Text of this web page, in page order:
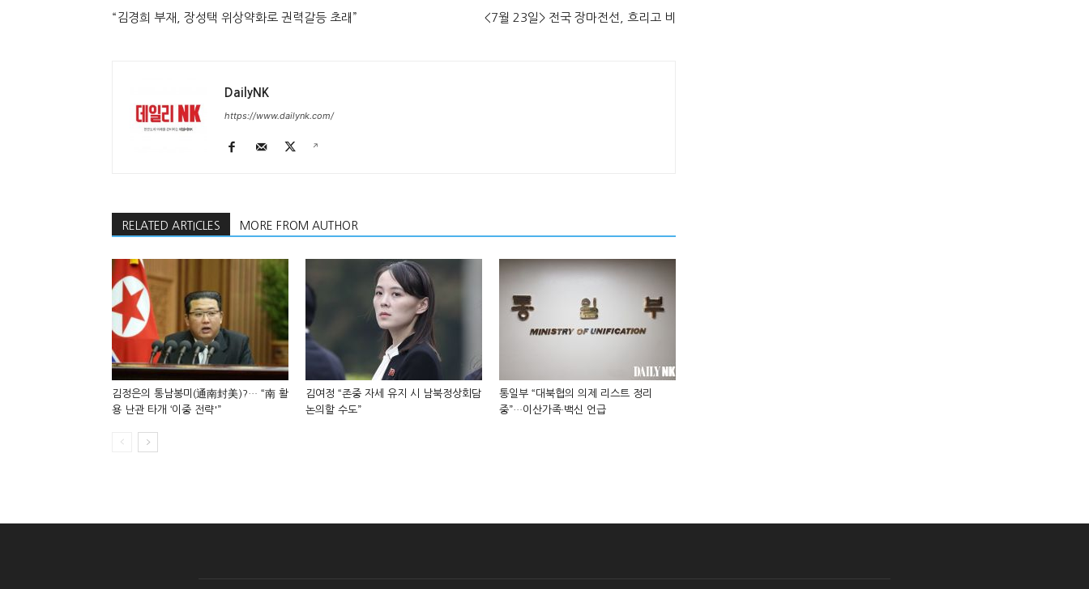
“김경희 부재, 장성택 위상약화로 권력갈등 초래” <7월 23일> 전국 장마전선, 흐리고 비
DailyNK
https://www.dailynk.com/
RELATED ARTICLES MORE FROM AUTHOR
김정은의 통남봉미(通南封美)?… “南 활
용 난관 타개 ‘이중 전략'”
김여정 “존중 자세 유지 시 남북정상회담
논의할 수도”
통일부 “대북협의 의제 리스트 정리
중”…이산가족·백신 언급